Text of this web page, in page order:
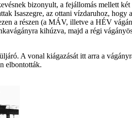
bizonyult, a fejállomás mellett
Isaszegre, az ottani vízdaruhoz,
a részen (a MÁV, illetve a HÉV
kihúzva, majd a régi
A vonal kiágazását itt arra a
elbontották.